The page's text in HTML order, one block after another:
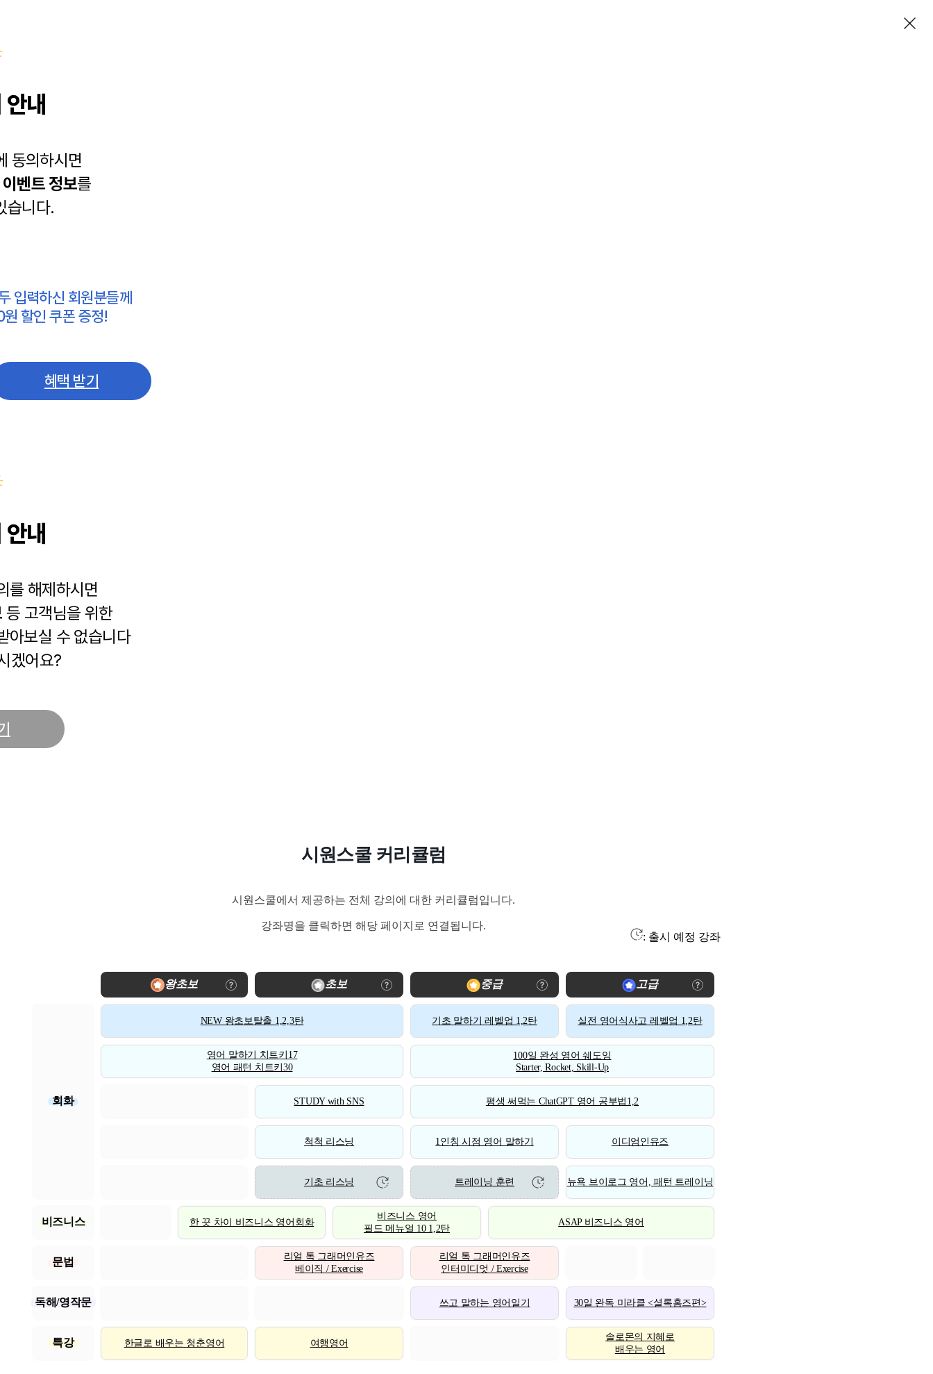
내
동의하시면
이벤트 정보를
습니다.
입력하신 회원분들께
할인 쿠폰 증정!
혜택 받기
내
를 해제하시면
등 고객님을 위한
아보실 수 없습니다
겠어요?
시원스쿨 커리큘럼
시원스쿨에서 제공하는 전체 강의에 대한 커리큘럼입니다.
강좌명을 클릭하면 해당 페이지로 연결됩니다.
: 출시 예정 강좌
왕초보 초보 중급 고급
회화
NEW 왕초보탈출 1,2,3탄 기초 말하기 레벨업 1,2탄 실전 영어식사고 레벨업 1,2탄
영어 말하기 치트키17
영어 패턴 치트키30
100일 완성 영어 쉐도잉
Starter, Rocket, Skill-Up
STUDY with SNS 평생 써먹는 ChatGPT 영어 공부법1,2
척척 리스닝 1인칭 시점 영어 말하기 이디엄인유즈
기초 리스닝 트레이닝 훈련 뉴욕 브이로그 영어, 패턴 트레이닝
비즈니스 한 끗 차이 비즈니스 영어회화
비즈니스 영어
필드 메뉴얼 10 1,2탄
ASAP 비즈니스 영어
문법
리얼 톡 그래머인유즈
베이직 / Exercise
리얼 톡 그래머인유즈
인터미디엇 / Exercise
독해/영작문 쓰고 말하는 영어일기 30일 완독 미라클 <셜록홈즈편>
특강 한글로 배우는 청춘영어 여행영어
솔로몬의 지혜로
배우는 영어